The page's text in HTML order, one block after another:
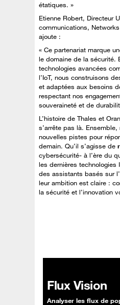
étatiques. »
Etienne Robert, Directeur
communications,
ajoute :
« Ce partenariat marque
le domaine de la sécurité.
technologies avancées
l’IoT, nous construisons
et adaptées aux besoins
respectant nos
souveraineté et de
L’histoire de Thales et
s’arrête pas là.
nouvelles pistes pour
demain. Qu’il s’agisse de
cybersécurité- à l’ère du
les dernières technologies
des assistants basés sur
leur ambition est claire :
la sécurité et l’innovation
Flux Vision
Analyser les flux de